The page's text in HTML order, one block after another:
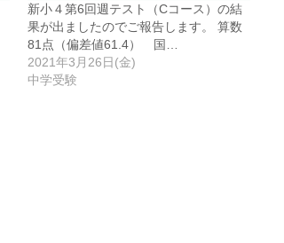
新小４第6回週テスト（Cコース）の結
果が出ましたのでご報告します。 算数
81点（偏差値61.4） 国…
2021年3月26日(金)
中学受験